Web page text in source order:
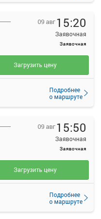
09 авг 15:20
Заявочная
Заявочная
Подробнее
о маршруте
Загрузить цену
09 авг 15:50
Заявочная
Заявочная
Подробнее
о маршруте
Загрузить цену